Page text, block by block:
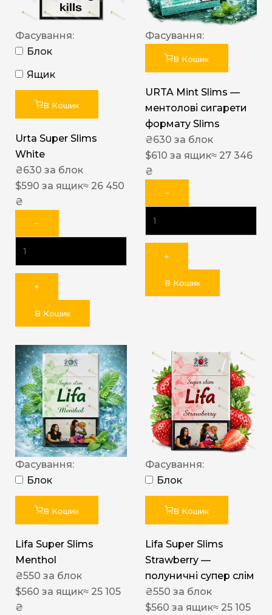
Фасування:
Блок
Ящик
В Кошик
Urta Super Slims
White
₴630 за блок
$590 за ящик≈ 26 450
₴
−
+
В Кошик
Фасування:
В Кошик
URTA Mint Slims —
ментолові сигарети
формату Slims
₴630 за блок
$610 за ящик≈ 27 346
₴
−
+
В Кошик
Фасування:
Блок
В Кошик
Lifa Super Slims
Menthol
₴550 за блок
$560 за ящик≈ 25 105
₴
Фасування:
Блок
В Кошик
Lifa Super Slims
Strawberry —
полуничні супер слім
₴550 за блок
$560 за ящик≈ 25 105